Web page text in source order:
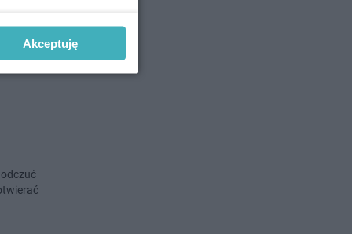
Akceptuję